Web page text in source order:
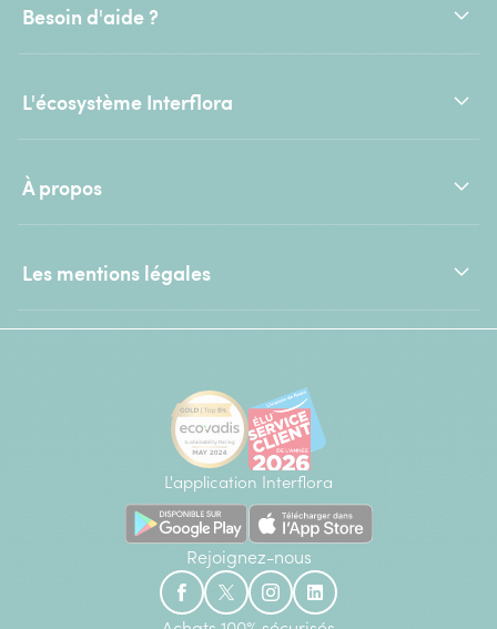
Besoin d'aide ?
L'écosystème Interflora
À propos
Les mentions légales
L'application Interflora
Rejoignez-nous